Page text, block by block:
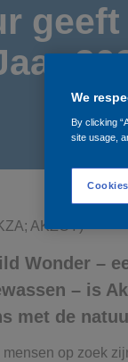
AKZOY)
Wonder –
– is
met de
mensen op zoek
We
By clicking
site usage,